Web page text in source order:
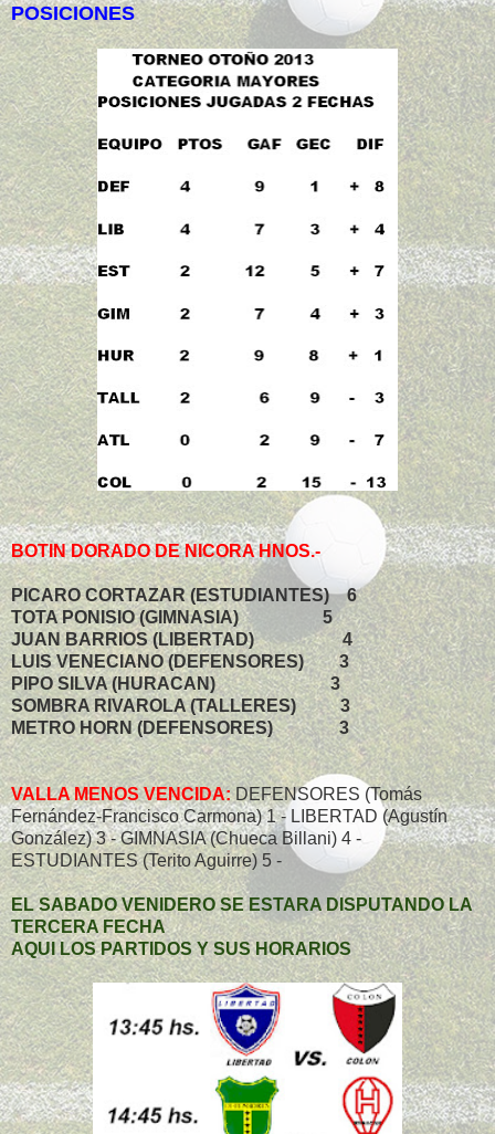
POSICIONES
BOTIN DORADO DE NICORA HNOS.-
PICARO CORTAZAR (ESTUDIANTES) 6
TOTA PONISIO (GIMNASIA) 5
JUAN BARRIOS (LIBERTAD) 4
LUIS VENECIANO (DEFENSORES) 3
PIPO SILVA (HURACAN) 3
SOMBRA RIVAROLA (TALLERES) 3
METRO HORN (DEFENSORES) 3
VALLA MENOS VENCIDA:DEFENSORES (Tomás
Fernández-Francisco Carmona) 1 - LIBERTAD (Agustín
González) 3 - GIMNASIA (Chueca Billani) 4 -
ESTUDIANTES (Terito Aguirre) 5 -
EL SABADO VENIDERO SE ESTARA DISPUTANDO LA
TERCERA FECHA
AQUI LOS PARTIDOS Y SUS HORARIOS